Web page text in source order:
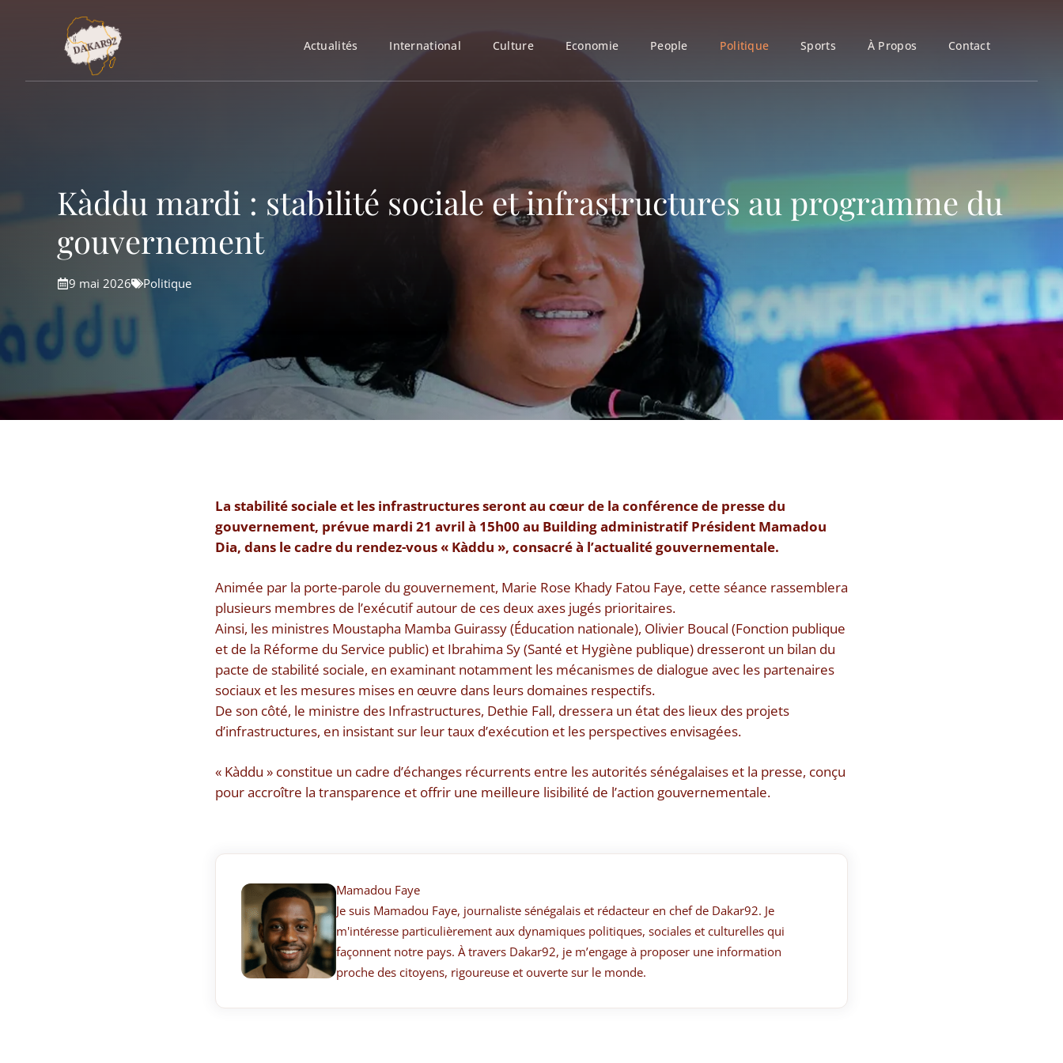
Actualités International Culture Economie People Politique Sports À Propos Contact
Kàddu mardi : stabilité sociale et infrastructures au programme du
gouvernement
9 mai 2026 Politique
La stabilité sociale et les infrastructures seront au cœur de la conférence de presse du
gouvernement, prévue mardi 21 avril à 15h00 au Building administratif Président Mamadou
Dia, dans le cadre du rendez-vous « Kàddu », consacré à l’actualité gouvernementale.
Animée par la porte-parole du gouvernement, Marie Rose Khady Fatou Faye, cette séance rassemblera
plusieurs membres de l’exécutif autour de ces deux axes jugés prioritaires.
Ainsi, les ministres Moustapha Mamba Guirassy (Éducation nationale), Olivier Boucal (Fonction publique
et de la Réforme du Service public) et Ibrahima Sy (Santé et Hygiène publique) dresseront un bilan du
pacte de stabilité sociale, en examinant notamment les mécanismes de dialogue avec les partenaires
sociaux et les mesures mises en œuvre dans leurs domaines respectifs.
De son côté, le ministre des Infrastructures, Dethie Fall, dressera un état des lieux des projets
d’infrastructures, en insistant sur leur taux d’exécution et les perspectives envisagées.
« Kàddu » constitue un cadre d’échanges récurrents entre les autorités sénégalaises et la presse, conçu
pour accroître la transparence et offrir une meilleure lisibilité de l’action gouvernementale.
Mamadou Faye
Je suis Mamadou Faye, journaliste sénégalais et rédacteur en chef de Dakar92. Je
m'intéresse particulièrement aux dynamiques politiques, sociales et culturelles qui
façonnent notre pays. À travers Dakar92, je m’engage à proposer une information
proche des citoyens, rigoureuse et ouverte sur le monde.